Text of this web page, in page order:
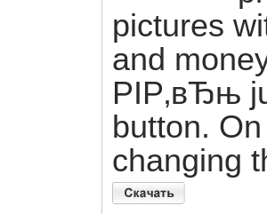
pictures
and
РІР‚вЂњ
button.
changing